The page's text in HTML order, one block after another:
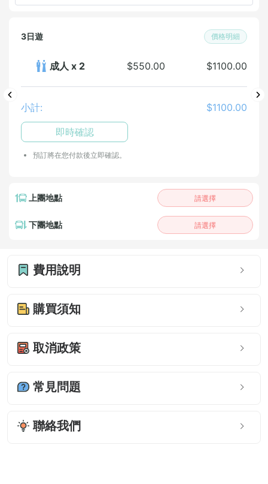
3日遊 價格明細
成人 x 2 $550.00 $1100.00
小計: $1100.00
即時確認
預訂將在您付款後立即確認。
上團地點 請選擇
下團地點 請選擇
費用說明
購買須知
取消政策
常見問題
聯絡我們